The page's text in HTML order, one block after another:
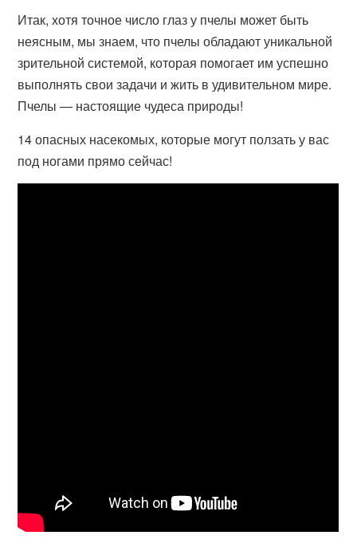
Итак, хотя точное число глаз у пчелы может быть
неясным, мы знаем, что пчелы обладают уникальной
зрительной системой, которая помогает им успешно
выполнять свои задачи и жить в удивительном мире.
Пчелы — настоящие чудеса природы!
14 опасных насекомых, которые могут ползать у вас
под ногами прямо сейчас!